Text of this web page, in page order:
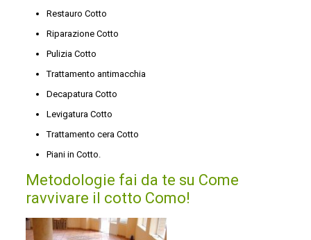
Restauro Cotto
Riparazione Cotto
Pulizia Cotto
Trattamento antimacchia
Decapatura Cotto
Levigatura Cotto
Trattamento cera Cotto
Piani in Cotto.
Metodologie fai da te su Come
ravvivare il cotto Como!